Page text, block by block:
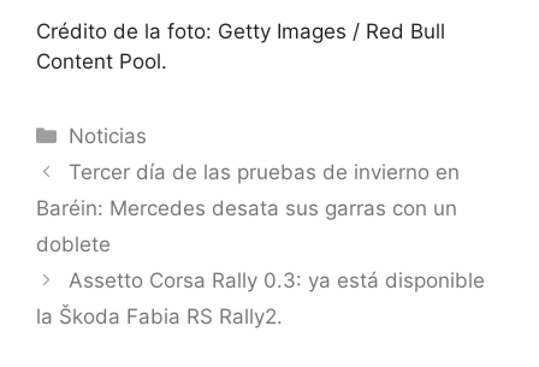
Crédito de la foto: Getty Images / Red Bull
Content Pool.
Categorías
Noticias
Tercer día de las pruebas de invierno en
Baréin: Mercedes desata sus garras con un
doblete
Assetto Corsa Rally 0.3: ya está disponible
la Škoda Fabia RS Rally2.